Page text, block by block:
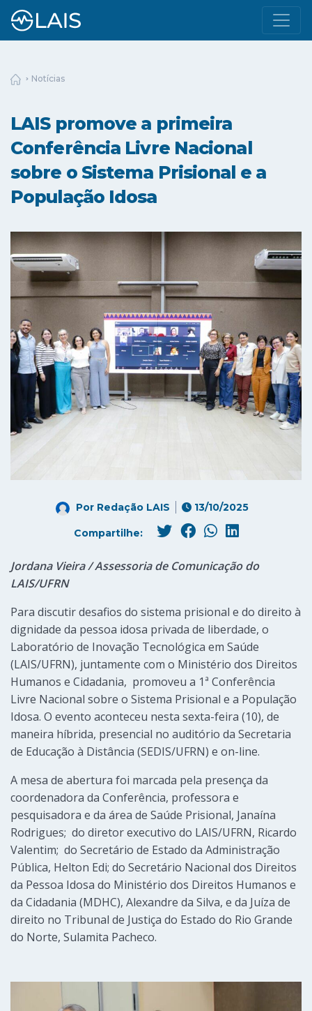
Notícias
LAIS promove a primeira
Conferência Livre Nacional
sobre o Sistema Prisional e a
População Idosa
Por Redação LAIS 13/10/2025
Compartilhe:
Jordana Vieira / Assessoria de Comunicação do
LAIS/UFRN
Para discutir desafios do sistema prisional e do direito à
dignidade da pessoa idosa privada de liberdade, o
Laboratório de Inovação Tecnológica em Saúde
(LAIS/UFRN), juntamente com o Ministério dos Direitos
Humanos e Cidadania, promoveu a 1ª Conferência
Livre Nacional sobre o Sistema Prisional e a População
Idosa. O evento aconteceu nesta sexta-feira (10), de
maneira híbrida, presencial no auditório da Secretaria
de Educação à Distância (SEDIS/UFRN) e on-line.
A mesa de abertura foi marcada pela presença da
coordenadora da Conferência, professora e
pesquisadora e da área de Saúde Prisional, Janaína
Rodrigues; do diretor executivo do LAIS/UFRN, Ricardo
Valentim; do Secretário de Estado da Administração
Pública, Helton Edi; do Secretário Nacional dos Direitos
da Pessoa Idosa do Ministério dos Direitos Humanos e
da Cidadania (MDHC), Alexandre da Silva, e da Juíza de
direito no Tribunal de Justiça do Estado do Rio Grande
do Norte, Sulamita Pacheco.